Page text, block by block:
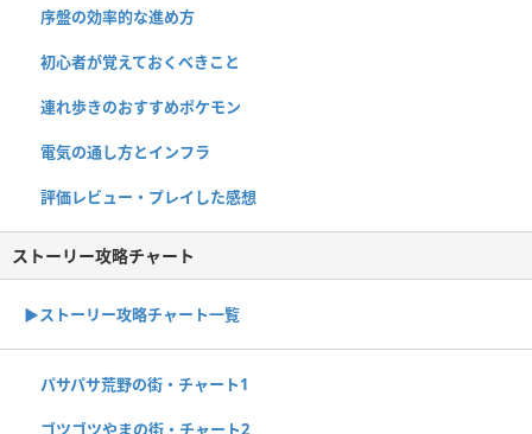
序盤の効率的な進め方
初心者が覚えておくべきこと
連れ歩きのおすすめポケモン
電気の通し方とインフラ
評価レビュー・プレイした感想
ストーリー攻略チャート
▶ストーリー攻略チャート一覧
パサパサ荒野の街・チャート1
ゴツゴツやまの街・チャート2